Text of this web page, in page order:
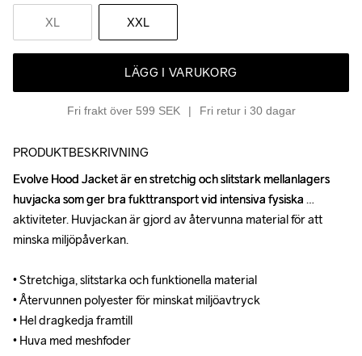
XL XXL
LÄGG I VARUKORG
Fri frakt över 599 SEK Fri retur i 30 dagar
PRODUKTBESKRIVNING
Evolve Hood Jacket är en stretchig och slitstark mellanlagers
huvjacka som ger bra fukttransport vid intensiva fysiska
aktiviteter. Huvjackan är gjord av återvunna material för att
minska miljöpåverkan.
• Stretchiga, slitstarka och funktionella material
• Återvunnen polyester för minskat miljöavtryck
• Hel dragkedja framtill
• Huva med meshfoder
Evolve Hood Jacket är en stretchig och slitstark mellanlagers
huvjacka som ger bra fukttransport vid intensiva fysiska
aktiviteter. Huvjackan är gjord av återvunna material för att
minska miljöpåverkan.
• Stretchiga, slitstarka och funktionella material
• Återvunnen polyester för minskat miljöavtryck
• Hel dragkedja framtill
• Huva med meshfoder